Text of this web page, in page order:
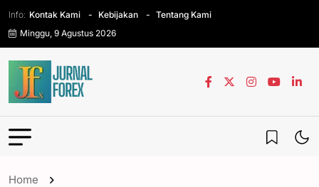
Info: Kontak Kami Kebijakan
Tentang Kami
Minggu, 9 Agustus 2026
Home